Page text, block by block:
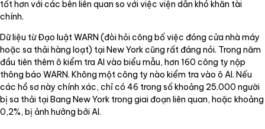
tốt hơn với các bên liên quan so với việc viện dẫn khó khăn tài
chính.
Dữ liệu từ Đạo luật WARN (đòi hỏi công bố việc đóng cửa nhà máy
hoặc sa thải hàng loạt) tại New York cũng rất đáng nói. Trong năm
đầu tiên thêm ô kiểm tra AI vào biểu mẫu, hơn 160 công ty nộp
thông báo WARN. Không một công ty nào kiểm tra vào ô AI. Nếu
các hồ sơ này chính xác, chỉ có 46 trong số khoảng 25.000 người
bị sa thải tại Bang New York trong giai đoạn liên quan, hoặc khoảng
0,2%, bị ảnh hưởng bởi AI.